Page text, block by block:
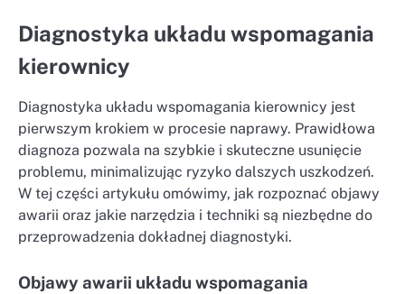
Diagnostyka układu wspomagania
kierownicy
Diagnostyka układu wspomagania kierownicy jest
pierwszym krokiem w procesie naprawy. Prawidłowa
diagnoza pozwala na szybkie i skuteczne usunięcie
problemu, minimalizując ryzyko dalszych uszkodzeń.
W tej części artykułu omówimy, jak rozpoznać objawy
awarii oraz jakie narzędzia i techniki są niezbędne do
przeprowadzenia dokładnej diagnostyki.
Objawy awarii układu wspomagania